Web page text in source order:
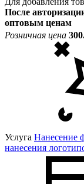
После
оптовым ценам
Розничная цена
Услуга Нанесение
нанесения